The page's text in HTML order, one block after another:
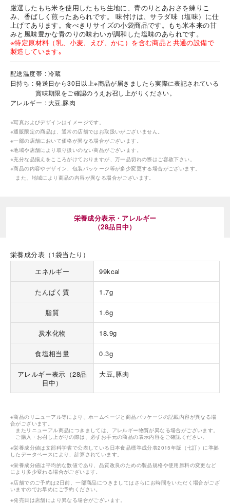
厳選したもち米を使用したもち生地に、青のりとあおさを練りこ
み、香ばしく煎ったあられです。 味付けは、サラダ味（塩味）に仕
上げてあります。食べきりサイズの小袋商品です。もち米本来の甘
みと風味豊かな青のりの味わいが調和した塩味のあられです。
※特定原材料（乳、小麦、えび、かに）を含む商品と共通の設備で
製造しています｡
配送温度帯
冷蔵
日持ち
発送日から30日以上※商品が届きましたら実際に表記されている
賞味期限をご確認のうえお召し上がりください。
アレルギー
大豆,豚肉
※写真およびデザインはイメージです。
※通販限定の商品は、通常の店舗ではお取扱いがございません。
※一部の店舗において価格が異なる場合がございます。
※地域や店舗により取り扱いのない商品がございます。
※充分な品揃えをこころがけておりますが、万一品切れの際はご容赦下さい。
※商品の内容やデザイン、包装パッケージ等が多少変更する場合がございます。
また、地域により商品の内容が異なる場合がございます。
栄養成分表示・アレルギー
（28品目中）
栄養成分表（1袋当たり）
エネルギー
99kcal
たんぱく質 1.7g
脂質 1.6g
炭水化物 18.9g
食塩相当量 0.3g
アレルギー表示（28品
目中）
大豆,豚肉
※商品のリニューアル等により、ホームページと商品パッケージの記載内容が異なる場
合がございます。
またリニューアル商品につきましては、アレルギー物質が異なる場合がございます。
ご購入・お召し上がりの際は、必ずお手元の商品の表示内容をご確認ください。
※栄養成分値は文部科学省で公表している日本食品標準成分表2015年版（七訂）に準拠
したデータベースにより、計算されています。
※栄養成分値は平均的な数値であり、品質改良のための製品規格や使用原料の変更など
により多少変わる場合がございます。
※店舗でのご予約は2日前、一部商品につきましてはさらにお時間をいただく場合がござ
いますのでお早めにご予約ください。
※発売日は店舗により異なる場合がございます。
つ時」という意味を込
雄大な八ヶ岳山麓の自
る、こだわりのスイー
Indonesia
Vietnam